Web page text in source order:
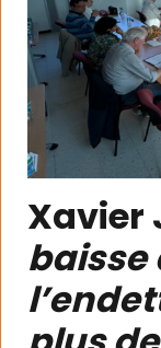
Xavier
baisse